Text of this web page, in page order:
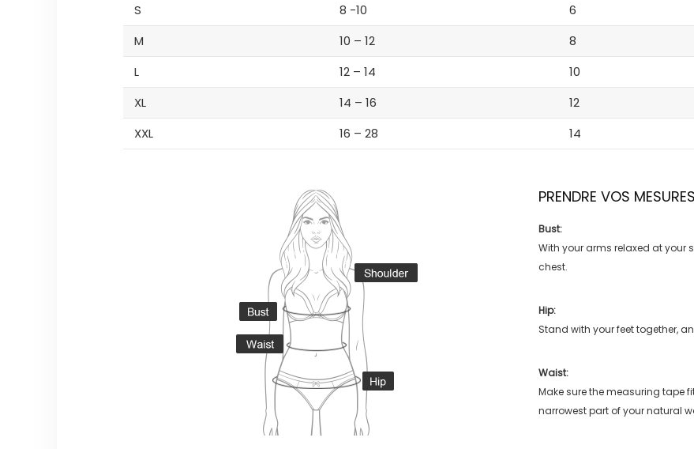
S
8 -10 6
M
10 – 12 8
L
12 – 14 10
XL
14 – 16 12
XXL
16 – 28 14
PRENDRE VOS MESURES
Bust:
With your arms relaxed at your
chest.
Hip:
Stand with your feet together,
Waist:
Make sure the measuring tape
narrowest part of your natural